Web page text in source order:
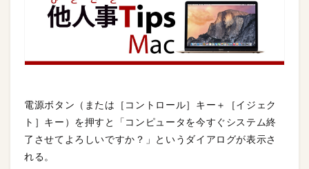
電源ボタン（または［コントロール］キー＋［イジェク
ト］キー）を押すと「コンピュータを今すぐシステム終
了させてよろしいですか？」というダイアログが表示さ
れる。